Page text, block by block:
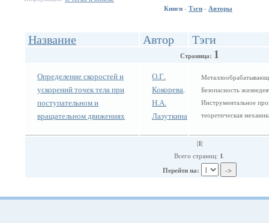
Книги - Тэги - Авторы
Название Автор Тэги
Страница: 1
Определение скоростей и
ускорений точек тела при
поступательном и
вращательном движениях
О.Г.
Кокорева,
Н.А.
Лазуткина
Безопасность
Инструментальное
теоретическая
|1|
Всего страниц: 1.
Перейти на: